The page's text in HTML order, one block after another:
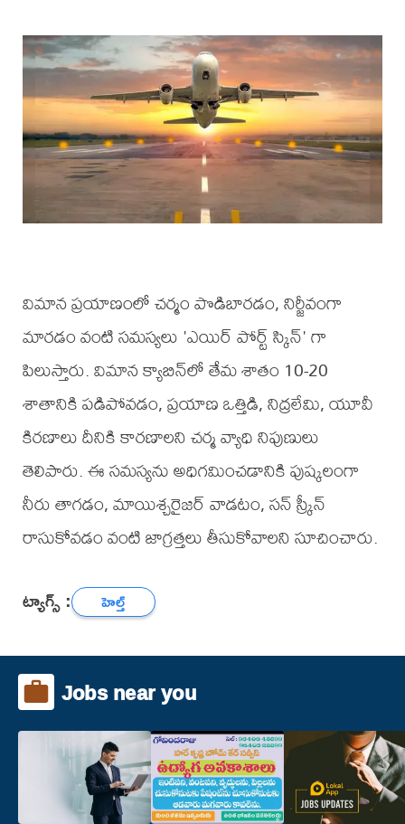
విమాన ప్రయాణంలో చర్మం పొడిబారడం, నిర్జీవంగా
మారడం వంటి సమస్యలు 'ఎయిర్ పోర్ట్ స్కిన్' గా
పిలుస్తారు. విమాన క్యాబిన్‌లో తేమ శాతం 10-20
శాతానికి పడిపోవడం, ప్రయాణ ఒత్తిడి, నిద్రలేమి, యూవీ
కిరణాలు దీనికి కారణాలని చర్మ వ్యాధి నిపుణులు
తెలిపారు. ఈ సమస్యను అధిగమించడానికి పుష్కలంగా
నీరు తాగడం, మాయిశ్చరైజర్ వాడటం, సన్ స్క్రీన్
రాసుకోవడం వంటి జాగ్రత్తలు తీసుకోవాలని సూచించారు.
ట్యాగ్స్ : హెల్త్
Jobs near you